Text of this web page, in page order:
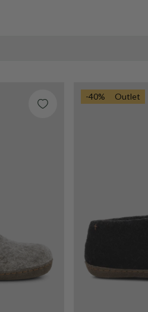
-40% Outlet